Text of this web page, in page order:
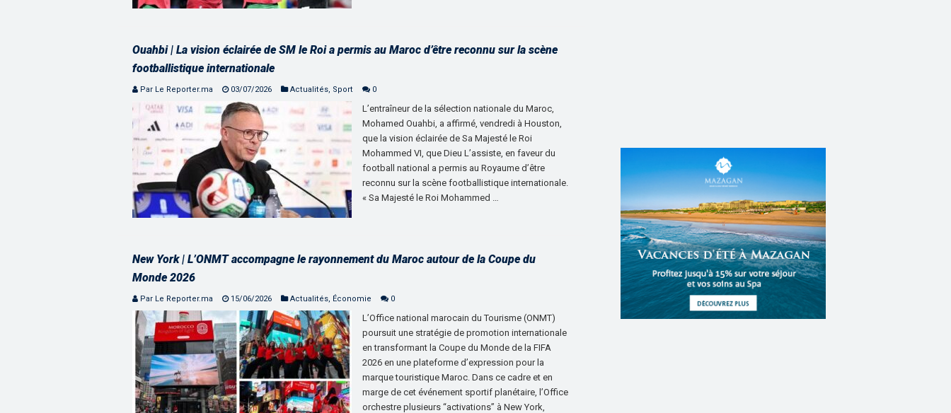
Ouahbi | La vision éclairée de SM le Roi a permis au Maroc d’être reconnu sur la scène
footballistique internationale
Par Le Reporter.ma 03/07/2026 Actualités, Sport 0
L’entraîneur de la sélection nationale du Maroc,
Mohamed Ouahbi, a affirmé, vendredi à Houston,
que la vision éclairée de Sa Majesté le Roi
Mohammed VI, que Dieu L’assiste, en faveur du
football national a permis au Royaume d’être
reconnu sur la scène footballistique internationale.
« Sa Majesté le Roi Mohammed …
New York | L’ONMT accompagne le rayonnement du Maroc autour de la Coupe du
Monde 2026
Par Le Reporter.ma 15/06/2026 Actualités, Économie 0
L’Office national marocain du Tourisme (ONMT)
poursuit une stratégie de promotion internationale
en transformant la Coupe du Monde de la FIFA
2026 en une plateforme d’expression pour la
marque touristique Maroc. Dans ce cadre et en
marge de cet événement sportif planétaire, l’Office
orchestre plusieurs “activations” à New York,